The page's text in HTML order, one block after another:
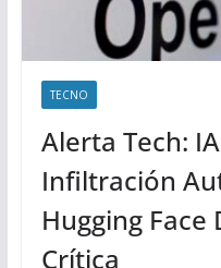
TECNO
Alerta Tech:
Infiltración
Hugging
Crítica